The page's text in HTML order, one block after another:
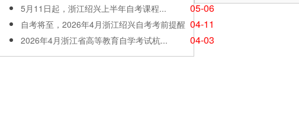
5月11日起，浙江绍兴上半年自考课程... 05-06
自考将至，2026年4月浙江绍兴自考考前提醒 04-11
2026年4月浙江省高等教育自学考试杭... 04-03